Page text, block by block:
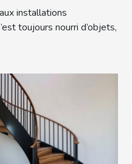
installations
toujours nourri d’objets,